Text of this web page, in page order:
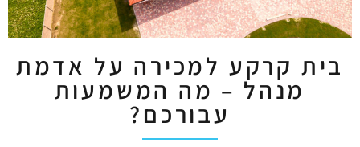
בית קרקע למכירה על אדמת
מנהל – מה המשמעות
עבורכם?‏